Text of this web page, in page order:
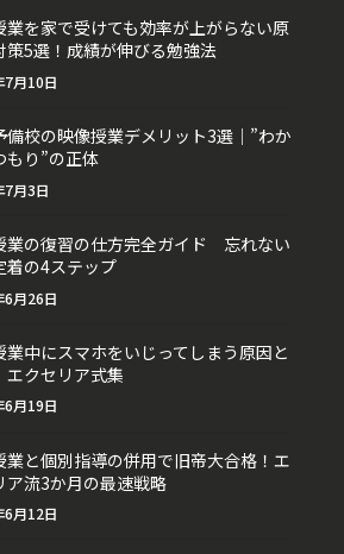
業を家で受けても効率が上がらない原
策5選！成績が伸びる勉強法
月10日
備校の映像授業デメリット3選｜”わか
もり”の正体
月3日
業の復習の仕方完全ガイド 忘れない
着の4ステップ
月26日
業中にスマホをいじってしまう原因と
エクセリア式集
月19日
業と個別指導の併用で旧帝大合格！エ
ア流3か月の最速戦略
月12日